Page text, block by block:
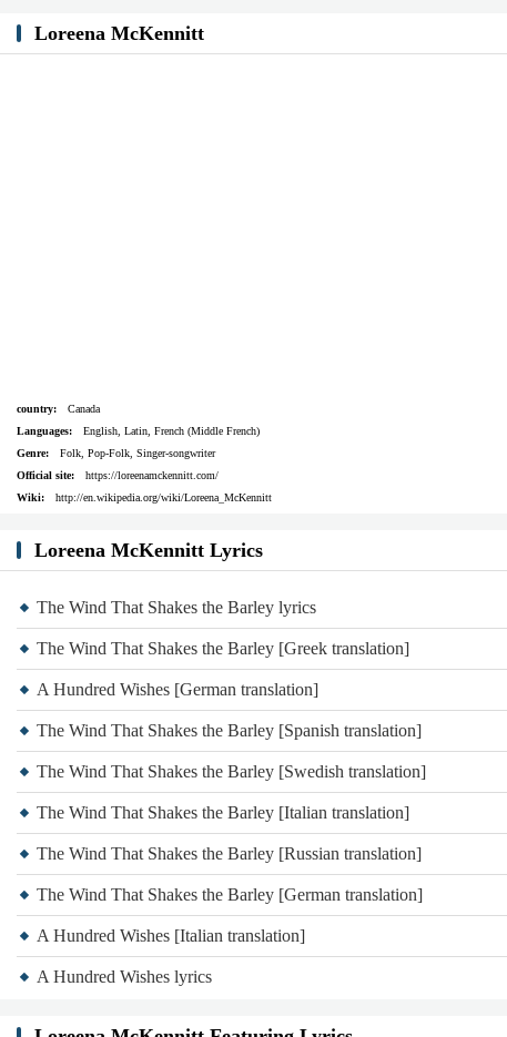
Loreena McKennitt
country:
Canada
Languages:
English, Latin, French (Middle French)
Genre:
Folk, Pop-Folk, Singer-songwriter
Official site:
https://loreenamckennitt.com/
Wiki:
http://en.wikipedia.org/wiki/Loreena_McKennitt
Loreena McKennitt Lyrics
The Wind That Shakes the Barley lyrics
The Wind That Shakes the Barley [Greek translation]
A Hundred Wishes [German translation]
The Wind That Shakes the Barley [Spanish translation]
The Wind That Shakes the Barley [Swedish translation]
The Wind That Shakes the Barley [Italian translation]
The Wind That Shakes the Barley [Russian translation]
The Wind That Shakes the Barley [German translation]
A Hundred Wishes [Italian translation]
A Hundred Wishes lyrics